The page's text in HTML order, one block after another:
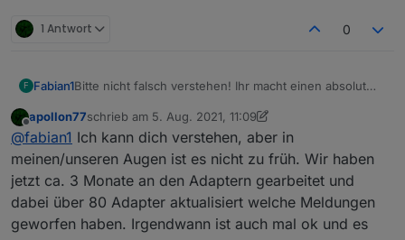
1 Antwort 0
F Fabian1Bitte nicht falsch verstehen! Ihr macht einen absolut
und auf Github requests reagiert wird ist mega. ABER
ich find es persönlich viel zu früh den js-controller 3.3
ins stable zu bringen.
Zumindest nicht ohne die Möglichkeit die wrong Type
Meldungen mit einer Einstellung zu unterdrücken. Ich
verstehe, dass ihr aufräumen wollt um den wildwuchs
bei Adaptern in den Griff zu kriegen, aber da kann ja
der normale User nichts für.
Ich zum Beispiel versuche meine logs super clean zu
halten, da ich mir jede Info, Warnung und Error
Meldung per Pushover schicken lasse und das hat bis
jetzt hervorragend funktioniert, da ich selbst darauf
achte, dass nichts unnötiges im log aufläuft. Jetzt mit
Gibt es die Möglichkeit, das Systemseitig zu
unterdrücken OHNE das loglevel umzustellen. Wie
gesagt, den normalen User interessiert es ja nicht ob
Offline
apollon77schrieb am 5. Aug. 2021, 11:09
zuletzt editiert von apollon778. Mai 2021, 13:16
@fabian1 Ich kann dich verstehen, aber in
meinen/unseren Augen ist es nicht zu früh. Wir haben
jetzt ca. 3 Monate an den Adaptern gearbeitet und
dabei über 80 Adapter aktualisiert welche Meldungen
geworfen haben. Irgendwann ist auch mal ok und es